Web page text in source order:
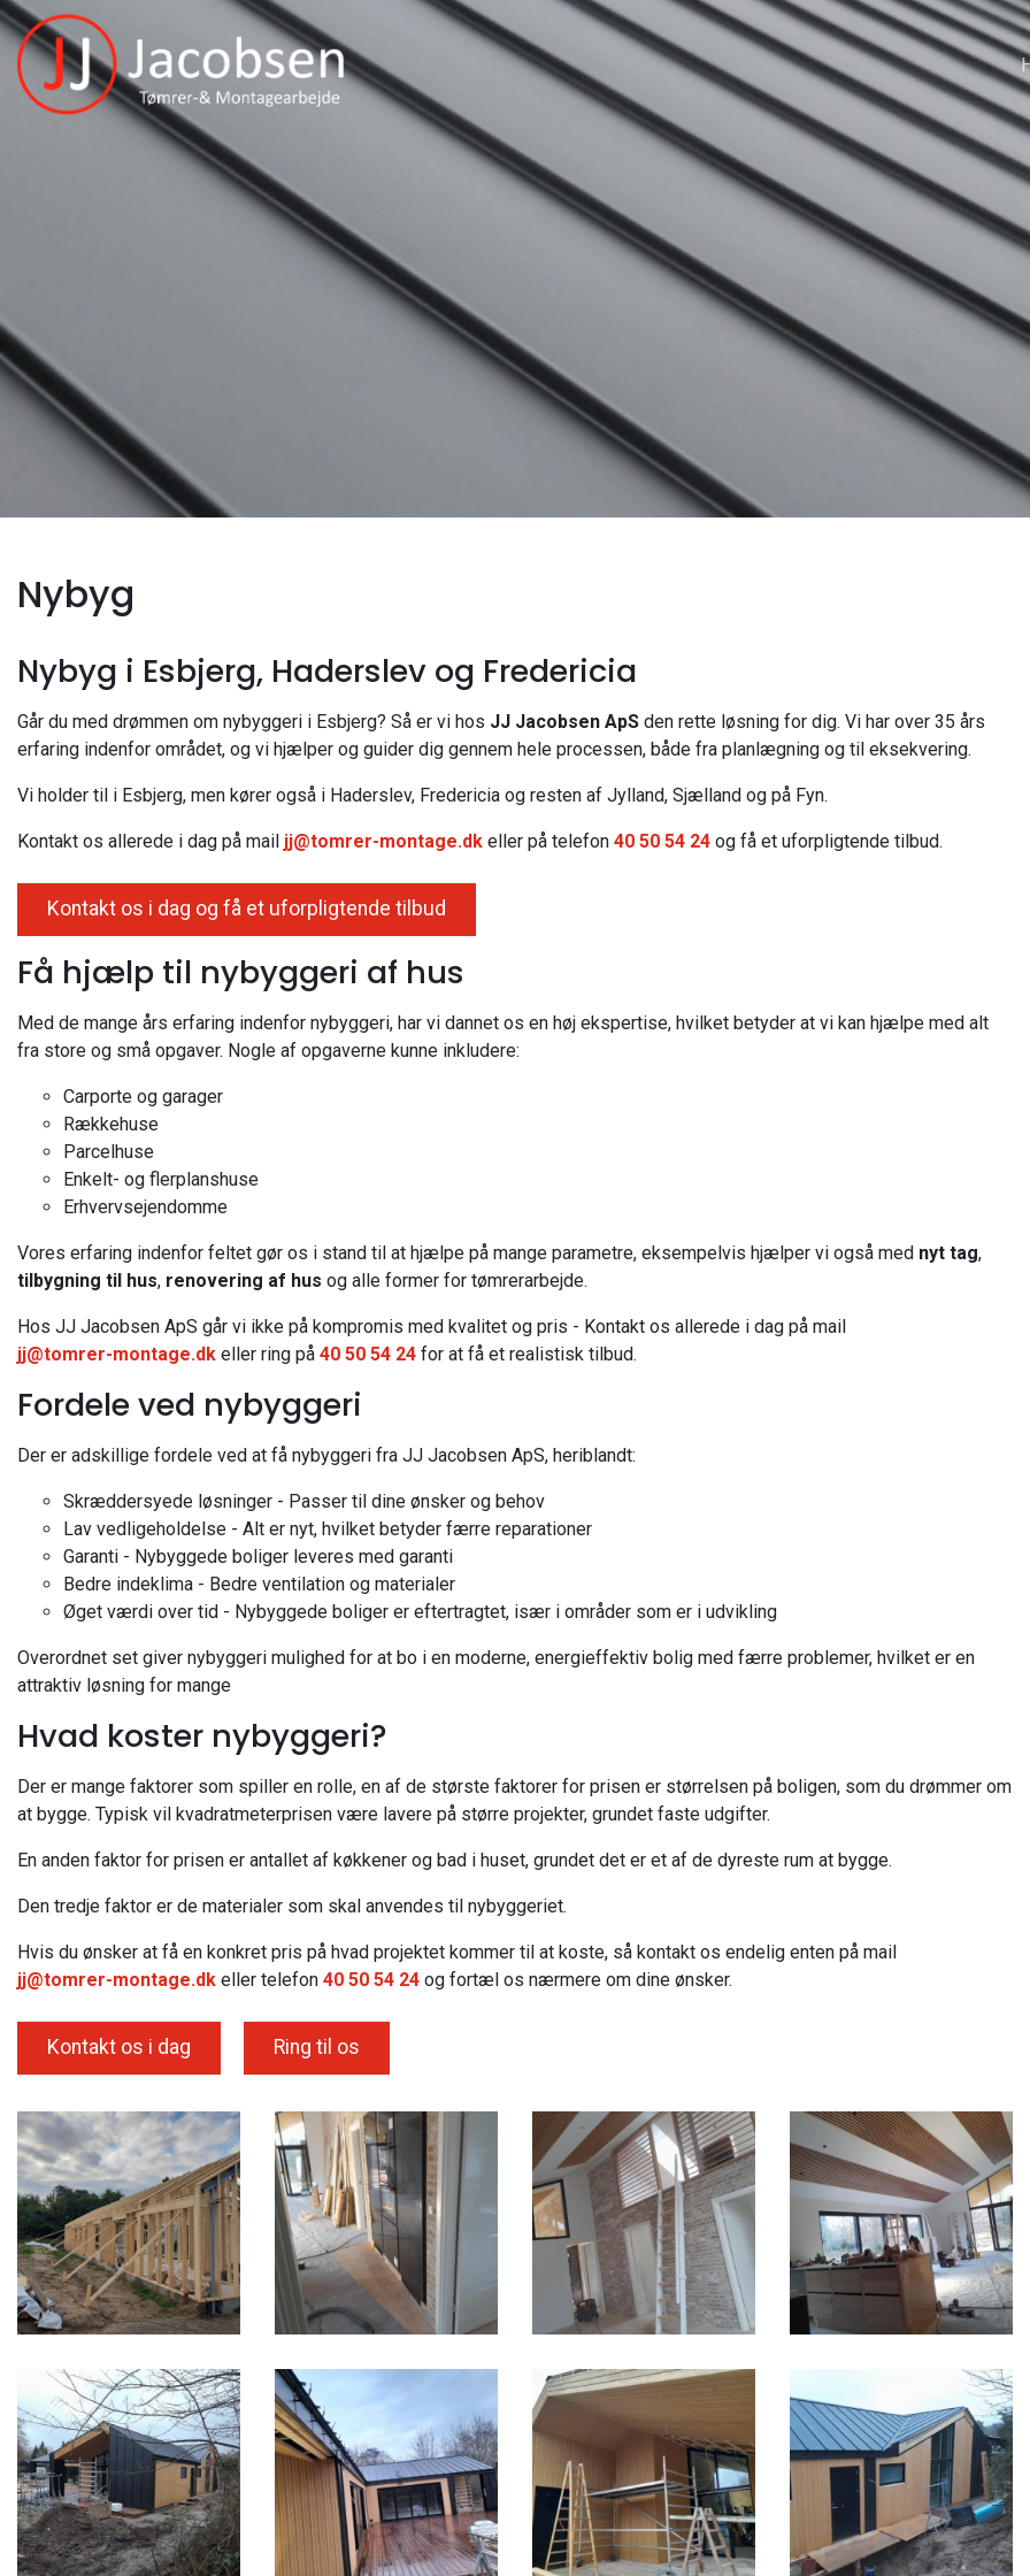
Gå
til
hovedindhold
Nybyg
Nybyg i Esbjerg, Haderslev og Fredericia
Går du med drømmen om nybyggeri i Esbjerg? Så er vi hos JJ Jacobsen ApS den rette løsning for dig. Vi har over 35 års
erfaring indenfor området, og vi hjælper og guider dig gennem hele processen, både fra planlægning og til eksekvering.
Vi holder til i Esbjerg, men kører også i Haderslev, Fredericia og resten af Jylland, Sjælland og på Fyn.
Kontakt os allerede i dag på mail jj@tomrer-montage.dk eller på telefon 40 50 54 24 og få et uforpligtende tilbud.
Kontakt os i dag og få et uforpligtende tilbud
Få hjælp til nybyggeri af hus
Med de mange års erfaring indenfor nybyggeri, har vi dannet os en høj ekspertise, hvilket betyder at vi kan hjælpe med alt
fra store og små opgaver. Nogle af opgaverne kunne inkludere:
Carporte og garager
Rækkehuse
Parcelhuse
Enkelt- og flerplanshuse
Erhvervsejendomme
Vores erfaring indenfor feltet gør os i stand til at hjælpe på mange parametre, eksempelvis hjælper vi også med nyt tag,
tilbygning til hus, renovering af hus og alle former for tømrerarbejde.
Hos JJ Jacobsen ApS går vi ikke på kompromis med kvalitet og pris - Kontakt os allerede i dag på mail
jj@tomrer-montage.dk eller ring på 40 50 54 24 for at få et realistisk tilbud.
Fordele ved nybyggeri
Der er adskillige fordele ved at få nybyggeri fra JJ Jacobsen ApS, heriblandt:
Skræddersyede løsninger - Passer til dine ønsker og behov
Lav vedligeholdelse - Alt er nyt, hvilket betyder færre reparationer
Garanti - Nybyggede boliger leveres med garanti
Bedre indeklima - Bedre ventilation og materialer
Øget værdi over tid - Nybyggede boliger er eftertragtet, især i områder som er i udvikling
Overordnet set giver nybyggeri mulighed for at bo i en moderne, energieffektiv bolig med færre problemer, hvilket er en
attraktiv løsning for mange
Hvad koster nybyggeri?
Der er mange faktorer som spiller en rolle, en af de største faktorer for prisen er størrelsen på boligen, som du drømmer om
at bygge. Typisk vil kvadratmeterprisen være lavere på større projekter, grundet faste udgifter.
En anden faktor for prisen er antallet af køkkener og bad i huset, grundet det er et af de dyreste rum at bygge.
Den tredje faktor er de materialer som skal anvendes til nybyggeriet.
Hvis du ønsker at få en konkret pris på hvad projektet kommer til at koste, så kontakt os endelig enten på mail
jj@tomrer-montage.dk eller telefon 40 50 54 24 og fortæl os nærmere om dine ønsker.
Kontakt os i dag Ring til os